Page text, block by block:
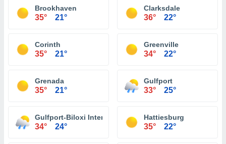
Brookhaven
35° 21°
Clarksdale
36° 22°
Corinth
35° 21°
Greenville
34° 22°
Grenada
35° 21°
Gulfport
33° 25°
Gulfport-Biloxi International Airport
34° 24°
Hattiesburg
35° 22°